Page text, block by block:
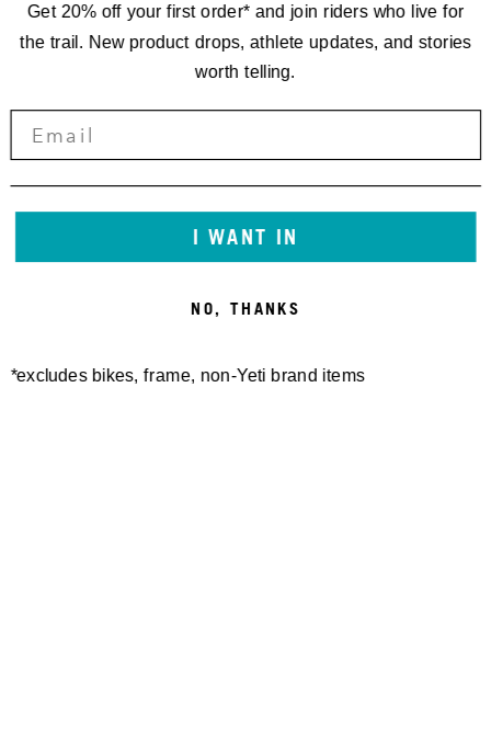
Get 20% off your first order* and join riders who live for
the trail. New product drops, athlete updates, and stories
worth telling.
I WANT IN
NO, THANKS
*excludes bikes, frame, non-Yeti brand items